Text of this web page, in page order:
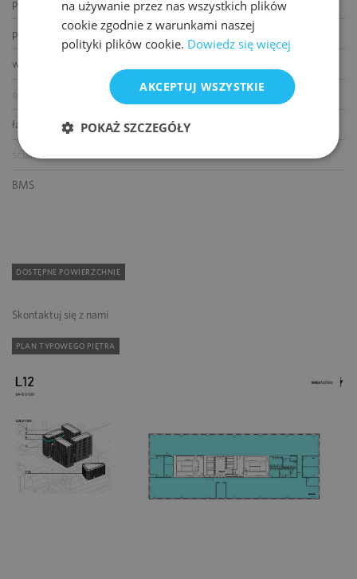
podnoszone podłogi
podwieszane sufity
wykładziny
łącze światłowodowe
ścianki działowe
BMS
DOSTĘPNE POWIERZCHNIE
Skontaktuj się z nami
PLAN TYPOWEGO PIĘTRA
na używanie przez nas wszystkich plików
cookie zgodnie z warunkami naszej
polityki plików cookie. Dowiedz się więcej
AKCEPTUJ WSZYSTKIE
POKAŻ SZCZEGÓŁY